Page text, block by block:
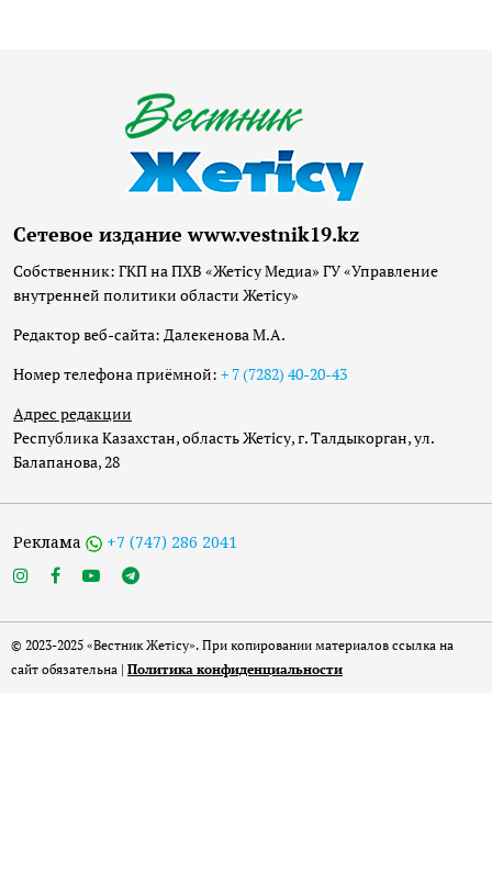
Сетевое издание www.vestnik19.kz
Собственник: ГКП на ПХВ «Жетісу Медиа» ГУ «Управление
внутренней политики области Жетісу»
Редактор веб-сайта: Далекенова М.А.
Номер телефона приёмной: + 7 (7282) 40-20-43
Адрес редакции
Республика Казахстан, область Жетісу, г. Талдыкорган, ул.
Балапанова, 28
Реклама +7 (747) 286 2041
© 2023-2025 «Вестник Жетісу». При копировании материалов ссылка на
сайт обязательна | Политика конфиденциальности